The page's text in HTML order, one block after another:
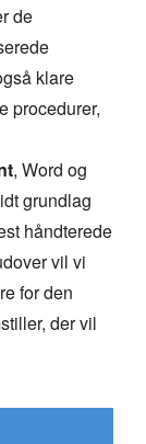
de
klare
procedurer,
, Word og
grundlag
håndterede
vil vi
for den
der vil